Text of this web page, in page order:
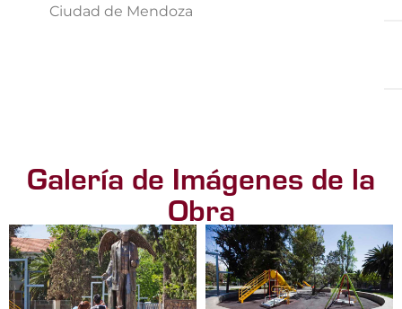
Ciudad de Mendoza
Galería de Imágenes de la
Obra